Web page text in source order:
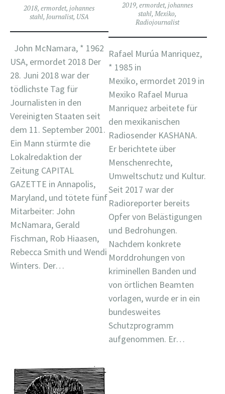
2018,ermordet,johannes
stahl, Journalist, USA
John McNamara, * 1962
USA, ermordet 2018 Der
28. Juni 2018 war der
tödlichste Tag für
Journalisten in den
Vereinigten Staaten seit
dem 11. September 2001.
Ein Mann stürmte die
Lokalredaktion der
Zeitung CAPITAL
GAZETTE in Annapolis,
Maryland, und tötete fünf
Mitarbeiter: John
McNamara, Gerald
Fischman, Rob Hiaasen,
Rebecca Smith und Wendi
Winters. Der…
2019,ermordet,johannes
stahl,Mexiko,
Radiojournalist
Rafael Murúa Manriquez,
* 1985 in
Mexiko, ermordet 2019 in
Mexiko Rafael Murua
Manriquez arbeitete für
den mexikanischen
Radiosender KASHANA.
Er berichtete über
Menschenrechte,
Umweltschutz und Kultur.
Seit 2017 war der
Radioreporter bereits
Opfer von Belästigungen
und Bedrohungen.
Nachdem konkrete
Morddrohungen von
kriminellen Banden und
von örtlichen Beamten
vorlagen, wurde er in ein
bundesweites
Schutzprogramm
aufgenommen. Er…